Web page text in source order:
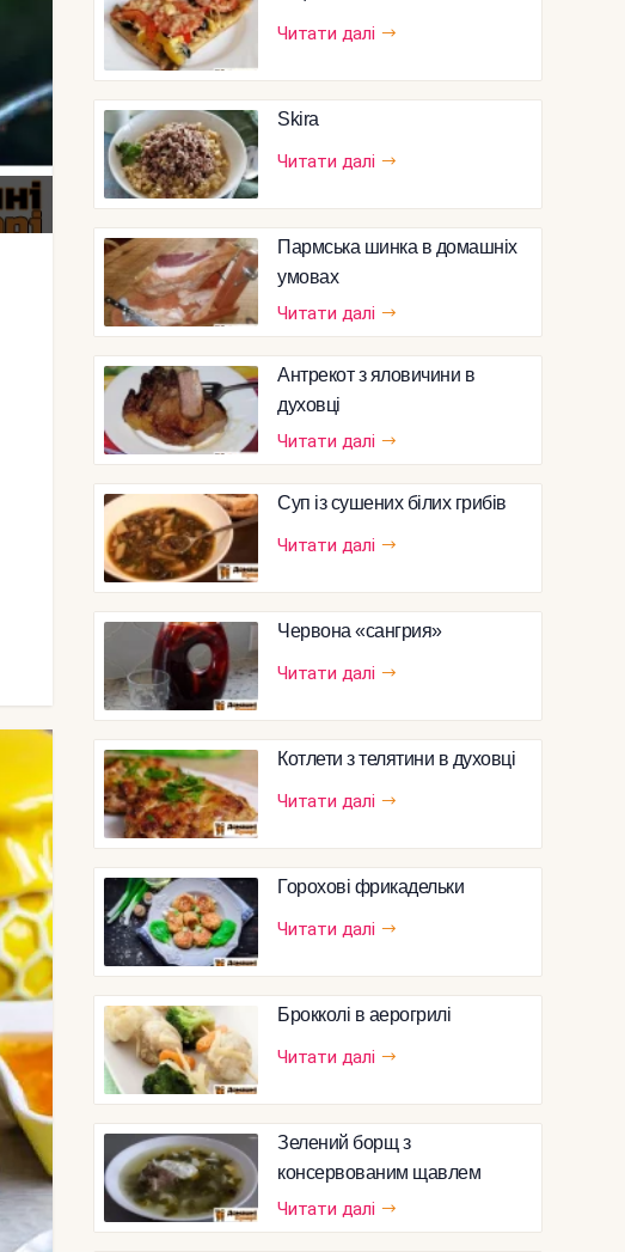
Читати далі
Skira
Читати далі
Пармська шинка в домашніх
умовах
Читати далі
Антрекот з яловичини в
духовці
Читати далі
Суп із сушених білих грибів
Читати далі
Червона «сангрия»
Читати далі
Котлети з телятини в духовці
Читати далі
Горохові фрикадельки
Читати далі
Брокколі в аерогрилі
Читати далі
Зелений борщ з
консервованим щавлем
Читати далі